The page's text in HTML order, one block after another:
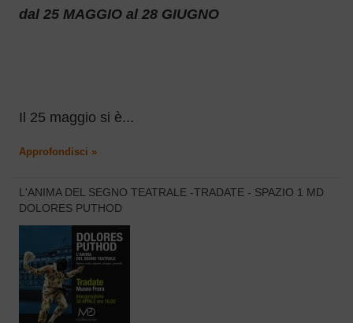
dal 25 MAGGIO al 28 GIUGNO
Il 25 maggio si è...
Approfondisci »
L'ANIMA DEL SEGNO TEATRALE -TRADATE - SPAZIO 1 MD
DOLORES PUTHOD